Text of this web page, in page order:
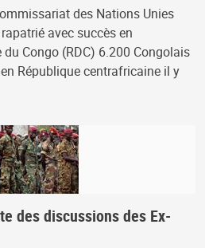
des Nations Unies
avec succès en
Congo (RDC) 6.200 Congolais
République centrafricaine il y
des discussions des Ex-